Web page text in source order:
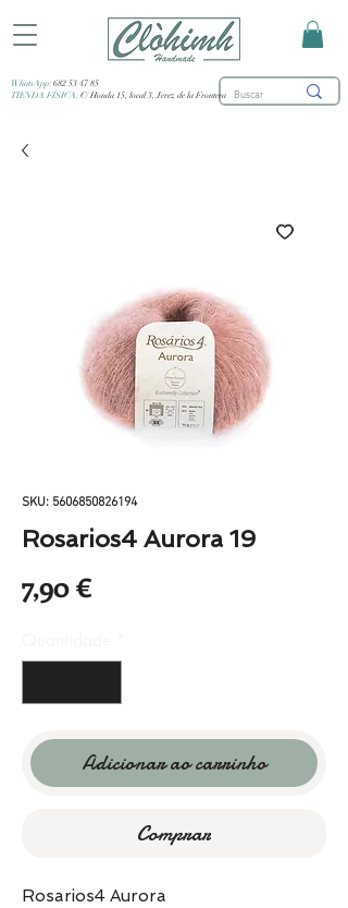
WhatsApp: 682 53 47 85
TIENDA FÍSICA: C/ Honda 15, local 3, Jerez de la Frontera
SKU: 5606850826194
Rosarios4 Aurora 19
7,90 €
Adicionar ao carrinho
Comprar
Rosarios4 Aurora